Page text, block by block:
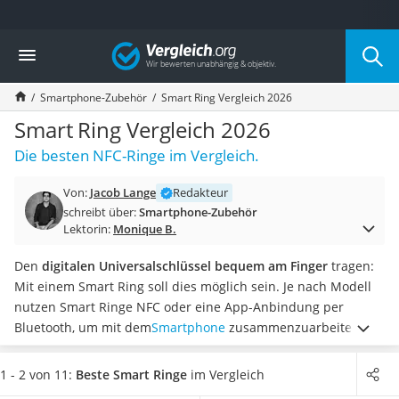
Die beliebtesten Vergleiche nach Kategorie
Elektronik
Powerstation
Monitor 32 Zoll 4K
Fernseher
Drucker
Desktop-PC
Diascanner
Laser-Multifunktionsdrucker
Powerstation mit Solarpanel
Gaming-PC
Soundbar
17-Zoll-Laptop
Satellitenschüssel
Gaming-Headset
Vergleich
Smartphone-Zubehör Smart Ring Vergleich 2026
Smart Ring Vergleich 2026
Die besten NFC-Ringe im Vergleich.
Von: Jacob Lange
Redakteur
schreibt über:Smartphone-Zubehör
Lektorin: Monique B.
Den digitalen Universalschlüssel bequem am Finger tragen:
Mit einem Smart Ring soll dies möglich sein. Je nach Modell
nutzen Smart Ringe NFC oder eine App-Anbindung per
Bluetooth, um mit demSmartphone zusammenzuarbeiten.
Somit sollen zum Beispiel Kontaktdatenschnell und drahtlos
weitergegeben werden können. Einige NFC-Ringe können
1 - 2 von 11: Beste Smart Ringe im Vergleich